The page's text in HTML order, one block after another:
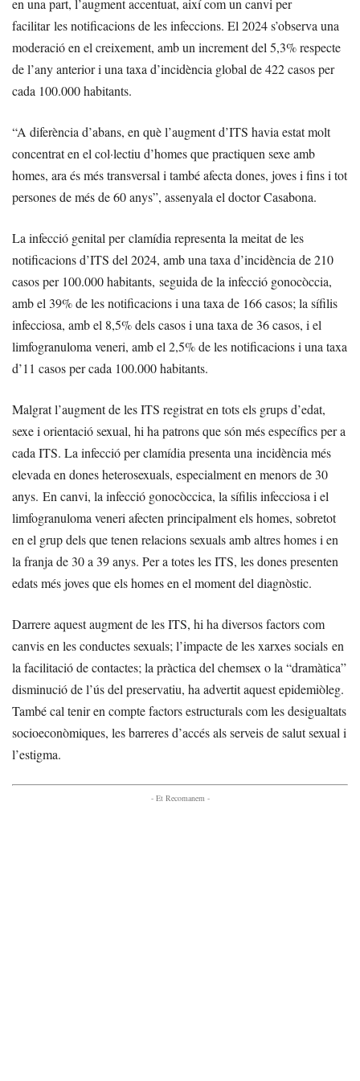
facilitar les notificacions de les infeccions. El 2024 s’observa una
moderació en el creixement, amb un increment del 5,3% respecte
de l’any anterior i una taxa d’incidència global de 422 casos per
cada 100.000 habitants.
“A diferència d’abans, en què l’augment d’ITS havia estat molt
concentrat en el col·lectiu d’homes que practiquen sexe amb
homes, ara és més transversal i també afecta dones, joves i fins i tot
persones de més de 60 anys”, assenyala el doctor Casabona.
La infecció genital per clamídia representa la meitat de les
notificacions d’ITS del 2024, amb una taxa d’incidència de 210
casos per 100.000 habitants, seguida de la infecció gonocòccia,
amb el 39% de les notificacions i una taxa de 166 casos; la sífilis
infecciosa, amb el 8,5% dels casos i una taxa de 36 casos, i el
limfogranuloma veneri, amb el 2,5% de les notificacions i una taxa
d’11 casos per cada 100.000 habitants.
Malgrat l’augment de les ITS registrat en tots els grups d’edat,
sexe i orientació sexual, hi ha patrons que són més específics per a
cada ITS. La infecció per clamídia presenta una incidència més
elevada en dones heterosexuals, especialment en menors de 30
anys. En canvi, la infecció gonocòccica, la sífilis infecciosa i el
limfogranuloma veneri afecten principalment els homes, sobretot
en el grup dels que tenen relacions sexuals amb altres homes i en
la franja de 30 a 39 anys. Per a totes les ITS, les dones presenten
edats més joves que els homes en el moment del diagnòstic.
Darrere aquest augment de les ITS, hi ha diversos factors com
canvis en les conductes sexuals; l’impacte de les xarxes socials en
la facilitació de contactes; la pràctica del chemsex o la “dramàtica”
disminució de l’ús del preservatiu, ha advertit aquest epidemiòleg.
També cal tenir en compte factors estructurals com les desigualtats
socioeconòmiques, les barreres d’accés als serveis de salut sexual i
l’estigma.
- Et Recomanem -